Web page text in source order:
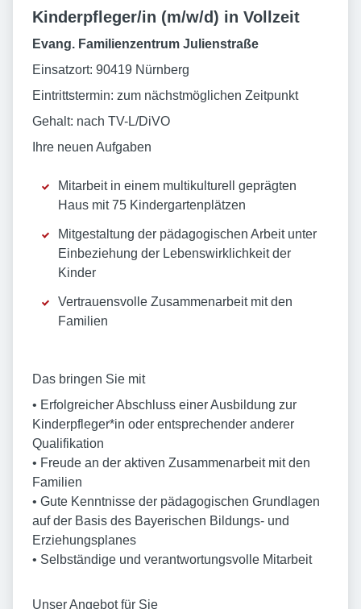
Kinderpfleger/in (m/w/d) in Vollzeit
Evang. Familienzentrum Julienstraße
Einsatzort: 90419 Nürnberg
Eintrittstermin: zum nächstmöglichen Zeitpunkt
Gehalt: nach TV-L/DiVO
Ihre neuen Aufgaben
Mitarbeit in einem multikulturell geprägten
Haus mit 75 Kindergartenplätzen
Mitgestaltung der pädagogischen Arbeit unter
Einbeziehung der Lebenswirklichkeit der
Kinder
Vertrauensvolle Zusammenarbeit mit den
Familien
Das bringen Sie mit
• Erfolgreicher Abschluss einer Ausbildung zur
Kinderpfleger*in oder entsprechender anderer
Qualifikation
• Freude an der aktiven Zusammenarbeit mit den
Familien
• Gute Kenntnisse der pädagogischen Grundlagen
auf der Basis des Bayerischen Bildungs- und
Erziehungsplanes
• Selbständige und verantwortungsvolle Mitarbeit
Unser Angebot für Sie